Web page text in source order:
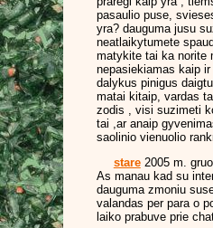
pasaulio puse,
yra? dauguma jusu
neatlaikytumete
matykite tai ka norite
nepasiekiamas kaip
dalykus pinigus
matai kitaip, vardas
zodis , visi suzimeti
tai ,ar anaip
saolinio vienuolio
stare2005 m.
As manau kad su
dauguma zmoniu
valandas per para o
laiko prabuve prie